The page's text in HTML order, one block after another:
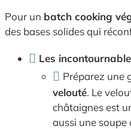
Pour un batch cooking
des bases solides qui
Les
Préparez une
velouté. Le
châtaignes est
aussi une soupe